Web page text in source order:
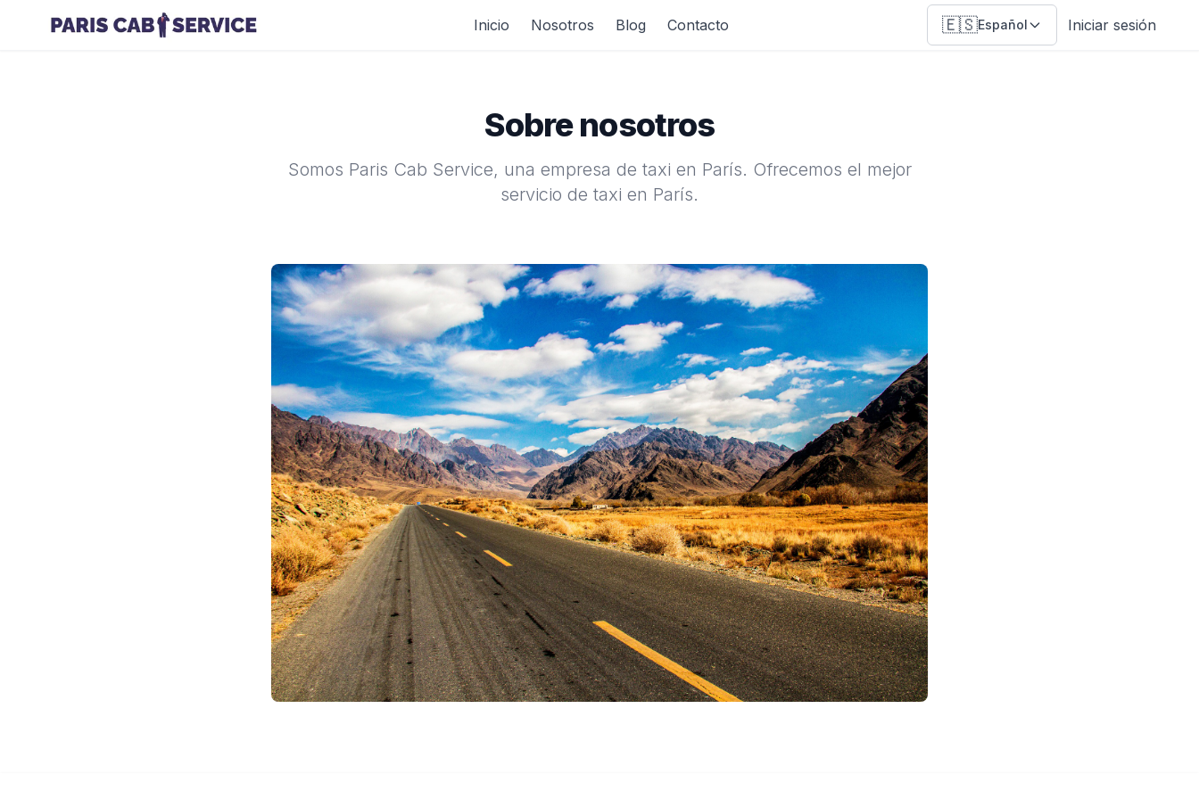
Inicio Nosotros Blog Contacto 🇪🇸Español Iniciar sesión
Sobre nosotros
Somos Paris Cab Service, una empresa de taxi en París. Ofrecemos el mejor
servicio de taxi en París.